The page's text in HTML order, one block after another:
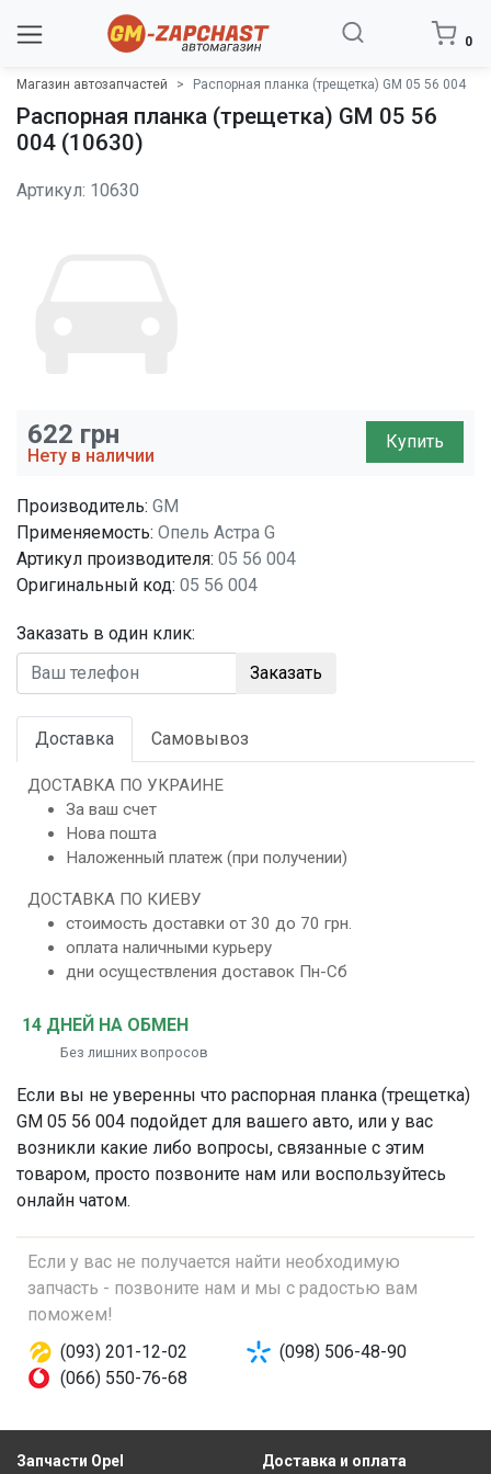
0
Магазин автозапчастей Распорная планка (трещетка) GM 05 56 004
Распорная планка (трещетка) GM 05 56
004 (10630)
Артикул: 10630
622 грн
Нету в наличии
Купить
Производитель: GM
Применяемость: Опель Астра G
Артикул производителя: 05 56 004
Оригинальный код: 05 56 004
Заказать в один клик:
Заказать
Доставка Самовывоз
ДОСТАВКА ПО УКРАИНЕ
За ваш счет
Нова пошта
Наложенный платеж (при получении)
ДОСТАВКА ПО КИЕВУ
стоимость доставки от 30 до 70 грн.
оплата наличными курьеру
дни осуществления доставок Пн-Сб
14 ДНЕЙ НА ОБМЕН
Без лишних вопросов
Если вы не уверенны что распорная планка (трещетка)
GM 05 56 004 подойдет для вашего авто, или у вас
возникли какие либо вопросы, связанные с этим
товаром, просто позвоните нам или воспользуйтесь
онлайн чатом.
Если у вас не получается найти необходимую
запчасть - позвоните нам и мы с радостью вам
поможем!
(093) 201-12-02
(098) 506-48-90
(066) 550-76-68
Запчасти Opel Доставка и оплата